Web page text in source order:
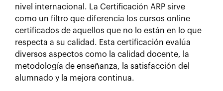
nivel internacional. La Certificación ARP sirve
como un filtro que diferencia los cursos online
certificados de aquellos que no lo están en lo que
respecta a su calidad. Esta certificación evalúa
diversos aspectos como la calidad docente, la
metodología de enseñanza, la satisfacción del
alumnado y la mejora continua.